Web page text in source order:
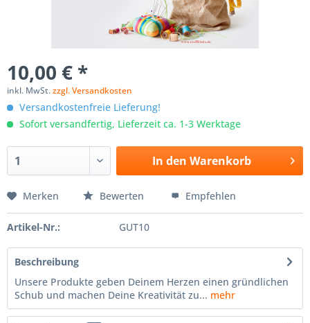
10,00 € *
inkl. MwSt.zzgl. Versandkosten
Versandkostenfreie Lieferung!
Sofort versandfertig, Lieferzeit ca. 1-3 Werktage
In den Warenkorb
Merken Bewerten Empfehlen
Artikel-Nr.: GUT10
Beschreibung
Unsere Produkte geben Deinem Herzen einen gründlichen
Schub und machen Deine Kreativität zu... mehr